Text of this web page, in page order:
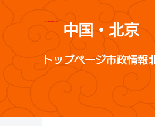
中国・北京
トップページ市政情報